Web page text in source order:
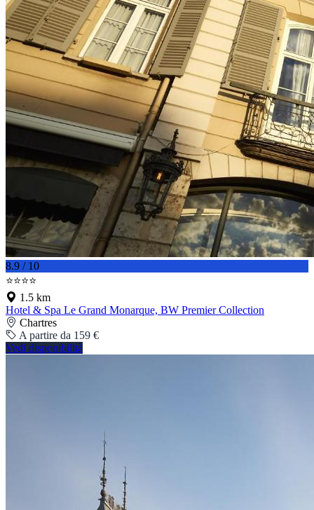
8.9 / 10
⭐⭐⭐⭐
1.5 km
Hotel & Spa Le Grand Monarque, BW Premier Collection
Chartres
A partire da 159 €
Vedi disponibilità